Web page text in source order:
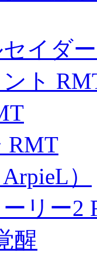
イダ
ト
RMT
）
リー2
醒